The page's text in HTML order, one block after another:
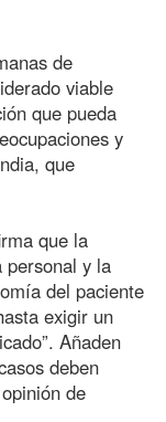
de
viable
que pueda
y
que
que la
personal y la
del paciente
exigir un
Añaden
deben
de